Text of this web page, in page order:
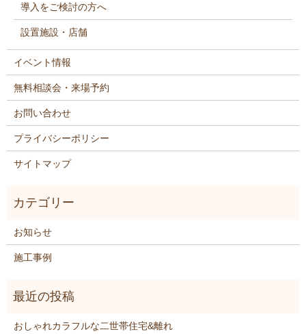
導入をご検討の方へ
設置施設・店舗
イベント情報
無料相談会・来場予約
お問い合わせ
プライバシーポリシー
サイトマップ
お知らせ
施工事例
おしゃれカラフルな二世帯住宅&離れ